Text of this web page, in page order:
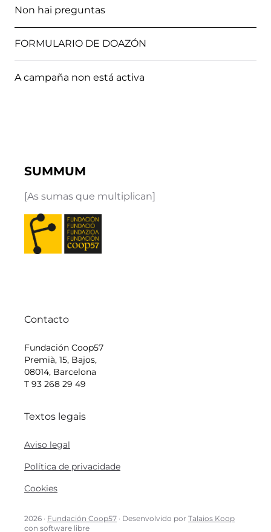
Non hai preguntas
FORMULARIO DE DOAZÓN
A campaña non está activa
SUMMUM
[As sumas que multiplican]
Contacto
Fundación Coop57
Premià, 15, Bajos,
08014, Barcelona
T 93 268 29 49
Textos legais
Aviso legal
Política de privacidade
Cookies
2026 · Fundación Coop57 · Desenvolvido por Talaios Koop
con software libre